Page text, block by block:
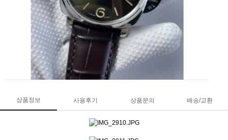
상품정보 사용후기 상품문의 배송/교환